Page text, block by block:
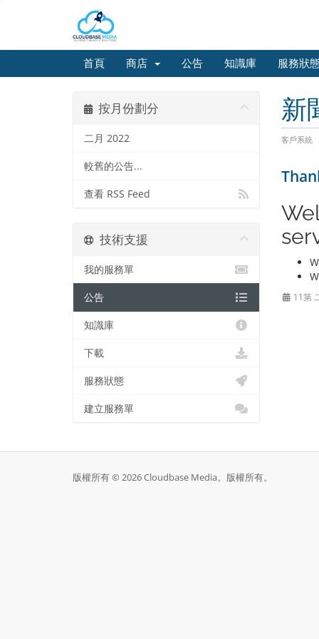
首頁 商店 公告 知識庫 服務狀
新
客戶系統
按月份劃分
二月 2022
較舊的公告...
查看 RSS Feed
11第
技術支援
我的服務單
公告
知識庫
下載
服務狀態
建立服務單
版權所有 © 2026 Cloudbase Media。版權所有。